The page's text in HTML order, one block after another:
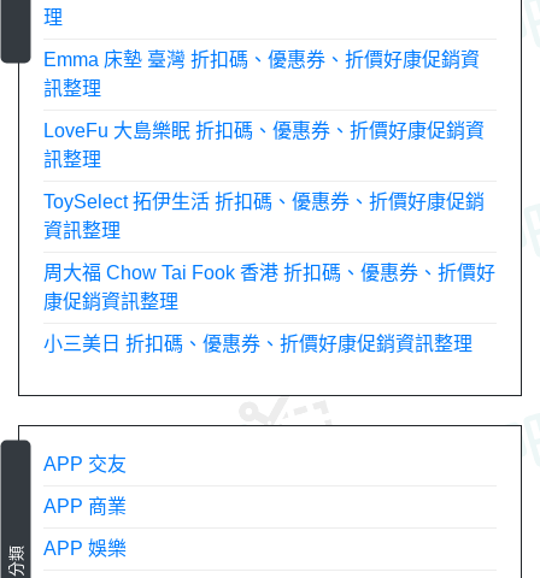
理
Emma 床墊 臺灣 折扣碼、優惠券、折價好康促銷資
訊整理
LoveFu 大島樂眠 折扣碼、優惠券、折價好康促銷資
訊整理
ToySelect 拓伊生活 折扣碼、優惠券、折價好康促銷
資訊整理
周大福 Chow Tai Fook 香港 折扣碼、優惠券、折價好
康促銷資訊整理
小三美日 折扣碼、優惠券、折價好康促銷資訊整理
分類
APP 交友
APP 商業
APP 娛樂